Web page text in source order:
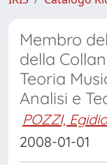
Membro
della
Teoria
Analisi e
POZZI, Egidio
2008-01-01